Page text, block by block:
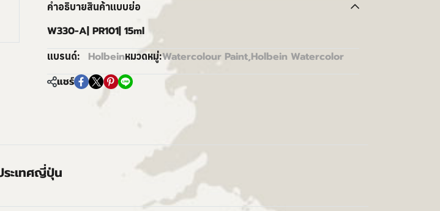
คำอธิบายสินค้าแบบย่อ
W330-A| PR101| 15ml
แบรนด์: Holbeinหมวดหมู่:Watercolour Paint,Holbein Watercolor
แชร์
ะเทศญี่ปุ่น